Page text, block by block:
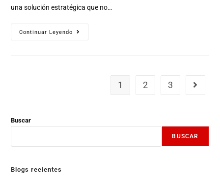
una solución estratégica que no…
Continuar Leyendo
1 2 3
Buscar
BUSCAR
Blogs recientes